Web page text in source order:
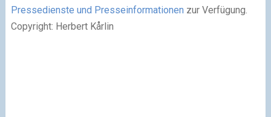
Pressedienste und Presseinformationen zur Verfügung.
Copyright: Herbert Kårlin